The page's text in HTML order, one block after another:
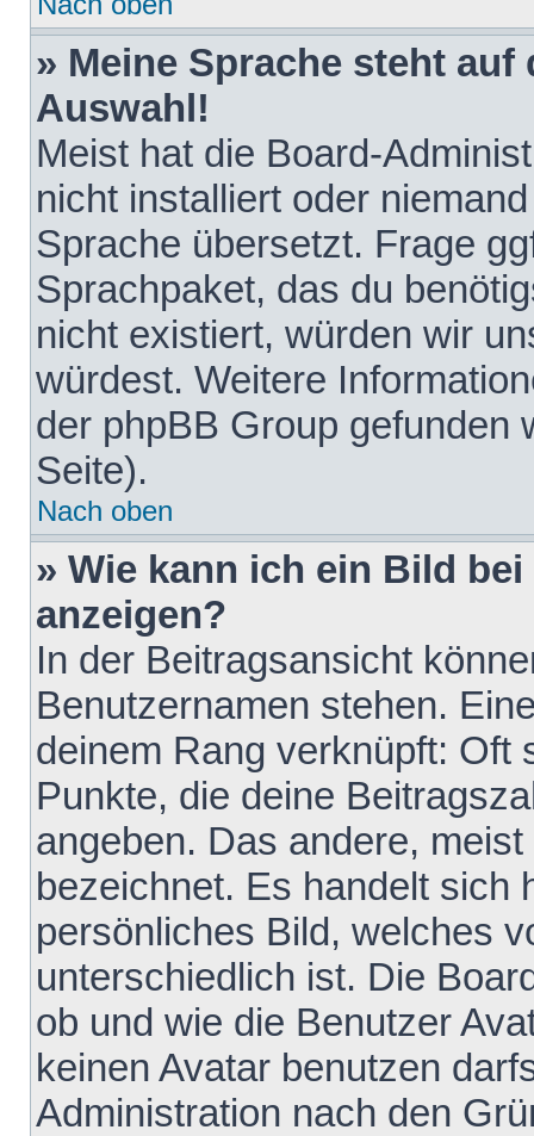
» Meine Sprache steht
Auswahl!
Meist hat die Board-
nicht installiert oder
Sprache übersetzt. Frage
Sprachpaket, das du
nicht existiert, würden wir
würdest. Weitere
der phpBB Group gefunden
Seite).
Nach oben
» Wie kann ich ein Bild
anzeigen?
In der Beitragsansicht
Benutzernamen stehen.
deinem Rang verknüpft: Oft
Punkte, die deine
angeben. Das andere,
bezeichnet. Es handelt sich
persönliches Bild, welches
unterschiedlich ist. Die
ob und wie die Benutzer
keinen Avatar benutzen
Administration nach den